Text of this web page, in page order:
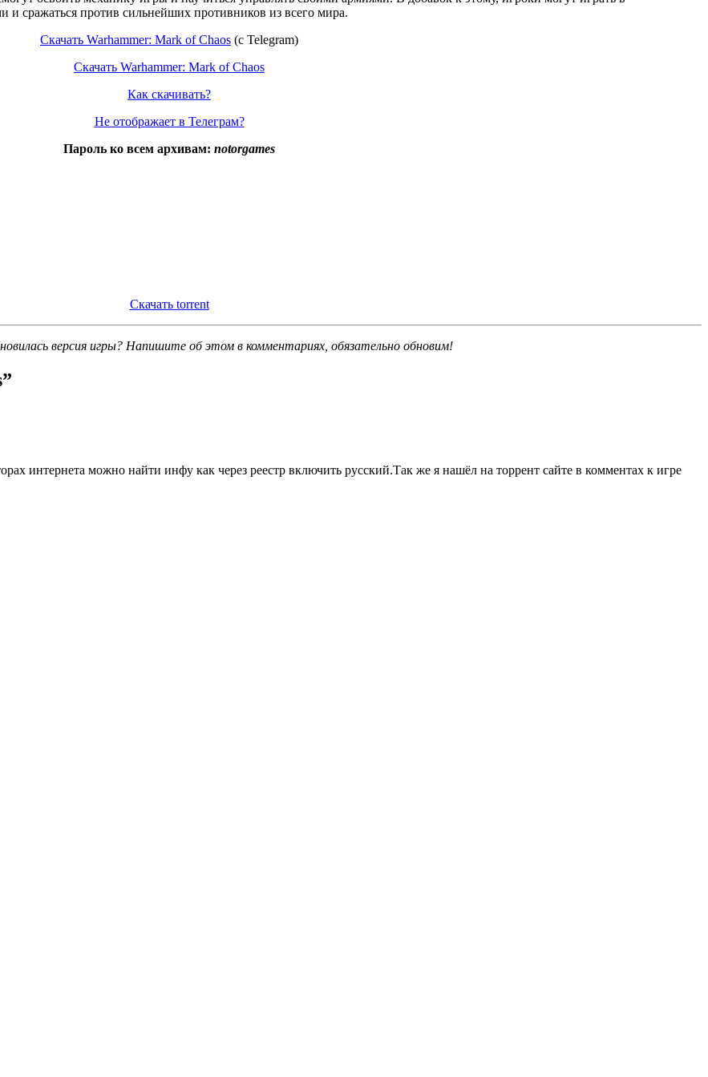
и сражаться против сильнейших противников из всего мира.
Скачать Warhammer: Mark of Chaos (с Telegram)
Скачать Warhammer: Mark of Chaos
Как скачивать?
Не отображает в Телеграм?
Пароль ко всем архивам: notorgames
Скачать torrent
версия игры? Напишите об этом в комментариях, обязательно обновим!
”
интернета можно найти инфу как через реестр включить русский.Так же я нашёл на торрент сайте в комментах к игре